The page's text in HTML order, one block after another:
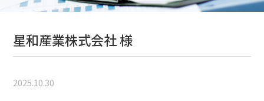
星和産業株式会社 様
2025.10.30